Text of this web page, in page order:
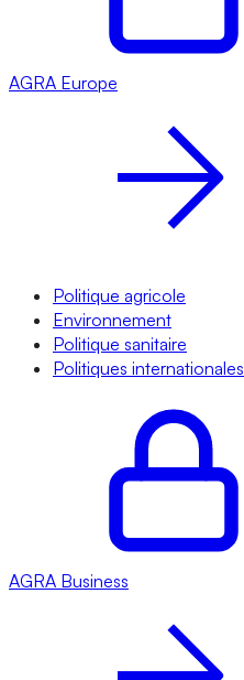
AGRA Europe
Politique agricole
Environnement
Politique sanitaire
Politiques internationales
AGRA Business